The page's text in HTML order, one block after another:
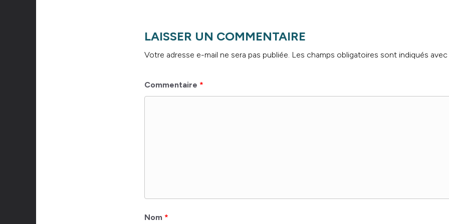
LAISSER UN COMMENTAIRE
Votre adresse e-mail ne sera pas publiée. Les champs obligatoires sont indiqués avec
Commentaire *
Nom *